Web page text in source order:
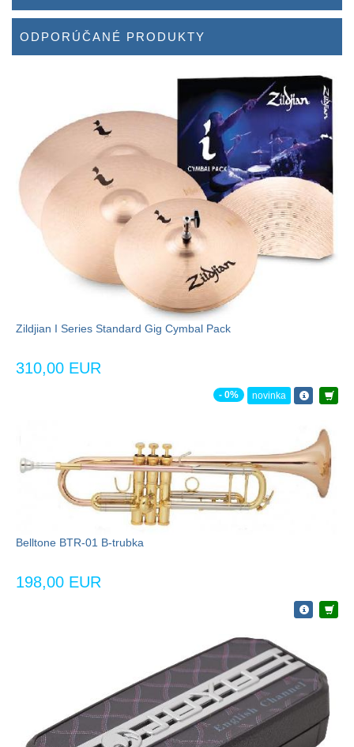
ODPORÚČANÉ PRODUKTY
Zildjian I Series Standard Gig Cymbal Pack
310,00 EUR
- 0% novinka
Belltone BTR-01 B-trubka
198,00 EUR